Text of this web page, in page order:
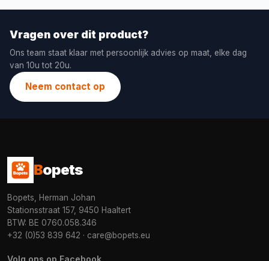
Vragen over dit product?
Ons team staat klaar met persoonlijk advies op maat, elke dag
van 10u tot 20u.
Neem contact op
Bopets
Bopets, Herman Johan
Stationsstraat 157, 9450 Haaltert
BTW: BE 0760.058.346
+32 (0)53 839 642 · care@bopets.eu
Volg ons op Facebook